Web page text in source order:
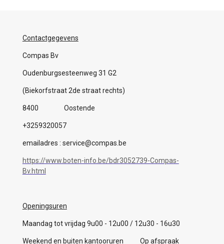
Contactgegevens
Compas Bv
Oudenburgsesteenweg 31 G2
(Biekorfstraat 2de straat rechts)
8400 Oostende
+3259320057
emailadres : service@compas.be
https://www.boten-info.be/bdr3052739-Compas-
Bv.html
Openingsuren
Maandag tot vrijdag 9u00 - 12u00 / 12u30 - 16u30
Weekend en buiten kantooruren Op afspraak